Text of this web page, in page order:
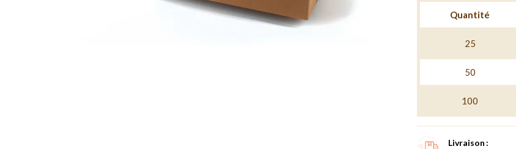
Quantité
25
50
100
Livraison